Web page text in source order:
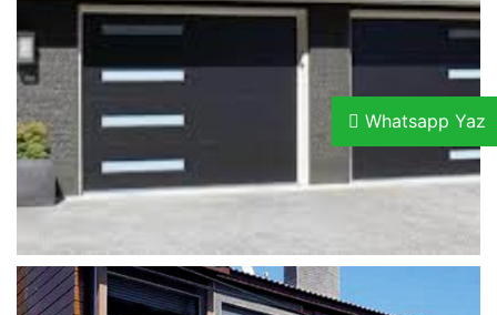
garaj_kapisi_tamiri (9)
Whatsapp Yaz